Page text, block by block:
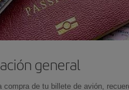
general
compra de tu billete de avión,